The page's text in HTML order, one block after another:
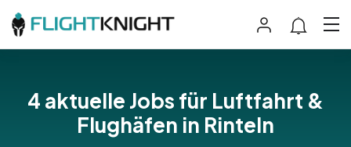
4 aktuelle Jobs für Luftfahrt &
Flughäfen in Rinteln